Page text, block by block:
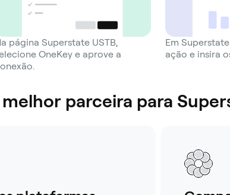
página Superstate USTB,
OneKey e aprove a
Em
ação e insira
parceira para